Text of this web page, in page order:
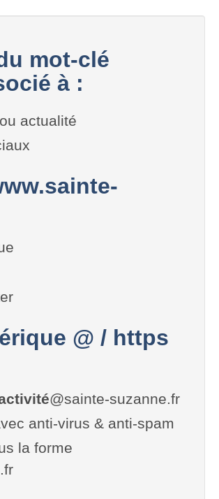
mot-clé
à :
actualité
@ / https
@sainte-suzanne.fr
anti-virus & anti-spam
la forme